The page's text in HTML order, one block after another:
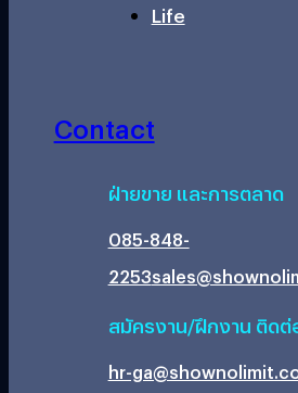
Life
Contact
ฝ่ายขาย และการตลาด
085-848-
2253
สมัครงาน/ฝึกงาน ติดต่
hr-